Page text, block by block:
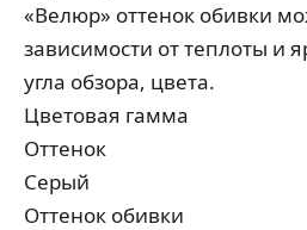
«Велюр» оттенок обивки
зависимости от теплоты и
угла обзора, цвета.
Цветовая гамма
Оттенок
Серый
Оттенок обивки